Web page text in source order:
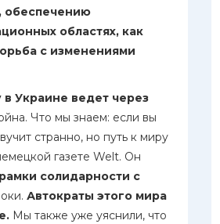
обеспечению
областях, как
с изменениями
в Украине ведет через
Что мы знаем: если вы
странно, но путь к миру
газете Welt. Он
солидарности с
Автократы этого мира
Мы также уже уяснили, что